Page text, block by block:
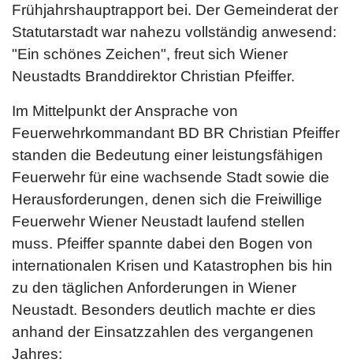
Frühjahrshauptrapport bei. Der Gemeinderat der
Statutarstadt war nahezu vollständig anwesend:
"Ein schönes Zeichen", freut sich Wiener
Neustadts Branddirektor Christian Pfeiffer.
Im Mittelpunkt der Ansprache von
Feuerwehrkommandant BD BR Christian Pfeiffer
standen die Bedeutung einer leistungsfähigen
Feuerwehr für eine wachsende Stadt sowie die
Herausforderungen, denen sich die Freiwillige
Feuerwehr Wiener Neustadt laufend stellen
muss. Pfeiffer spannte dabei den Bogen von
internationalen Krisen und Katastrophen bis hin
zu den täglichen Anforderungen in Wiener
Neustadt. Besonders deutlich machte er dies
anhand der Einsatzzahlen des vergangenen
Jahres: